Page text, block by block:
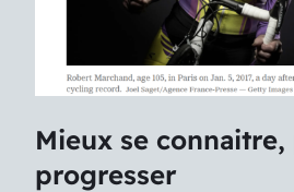
Mieux se
progresser